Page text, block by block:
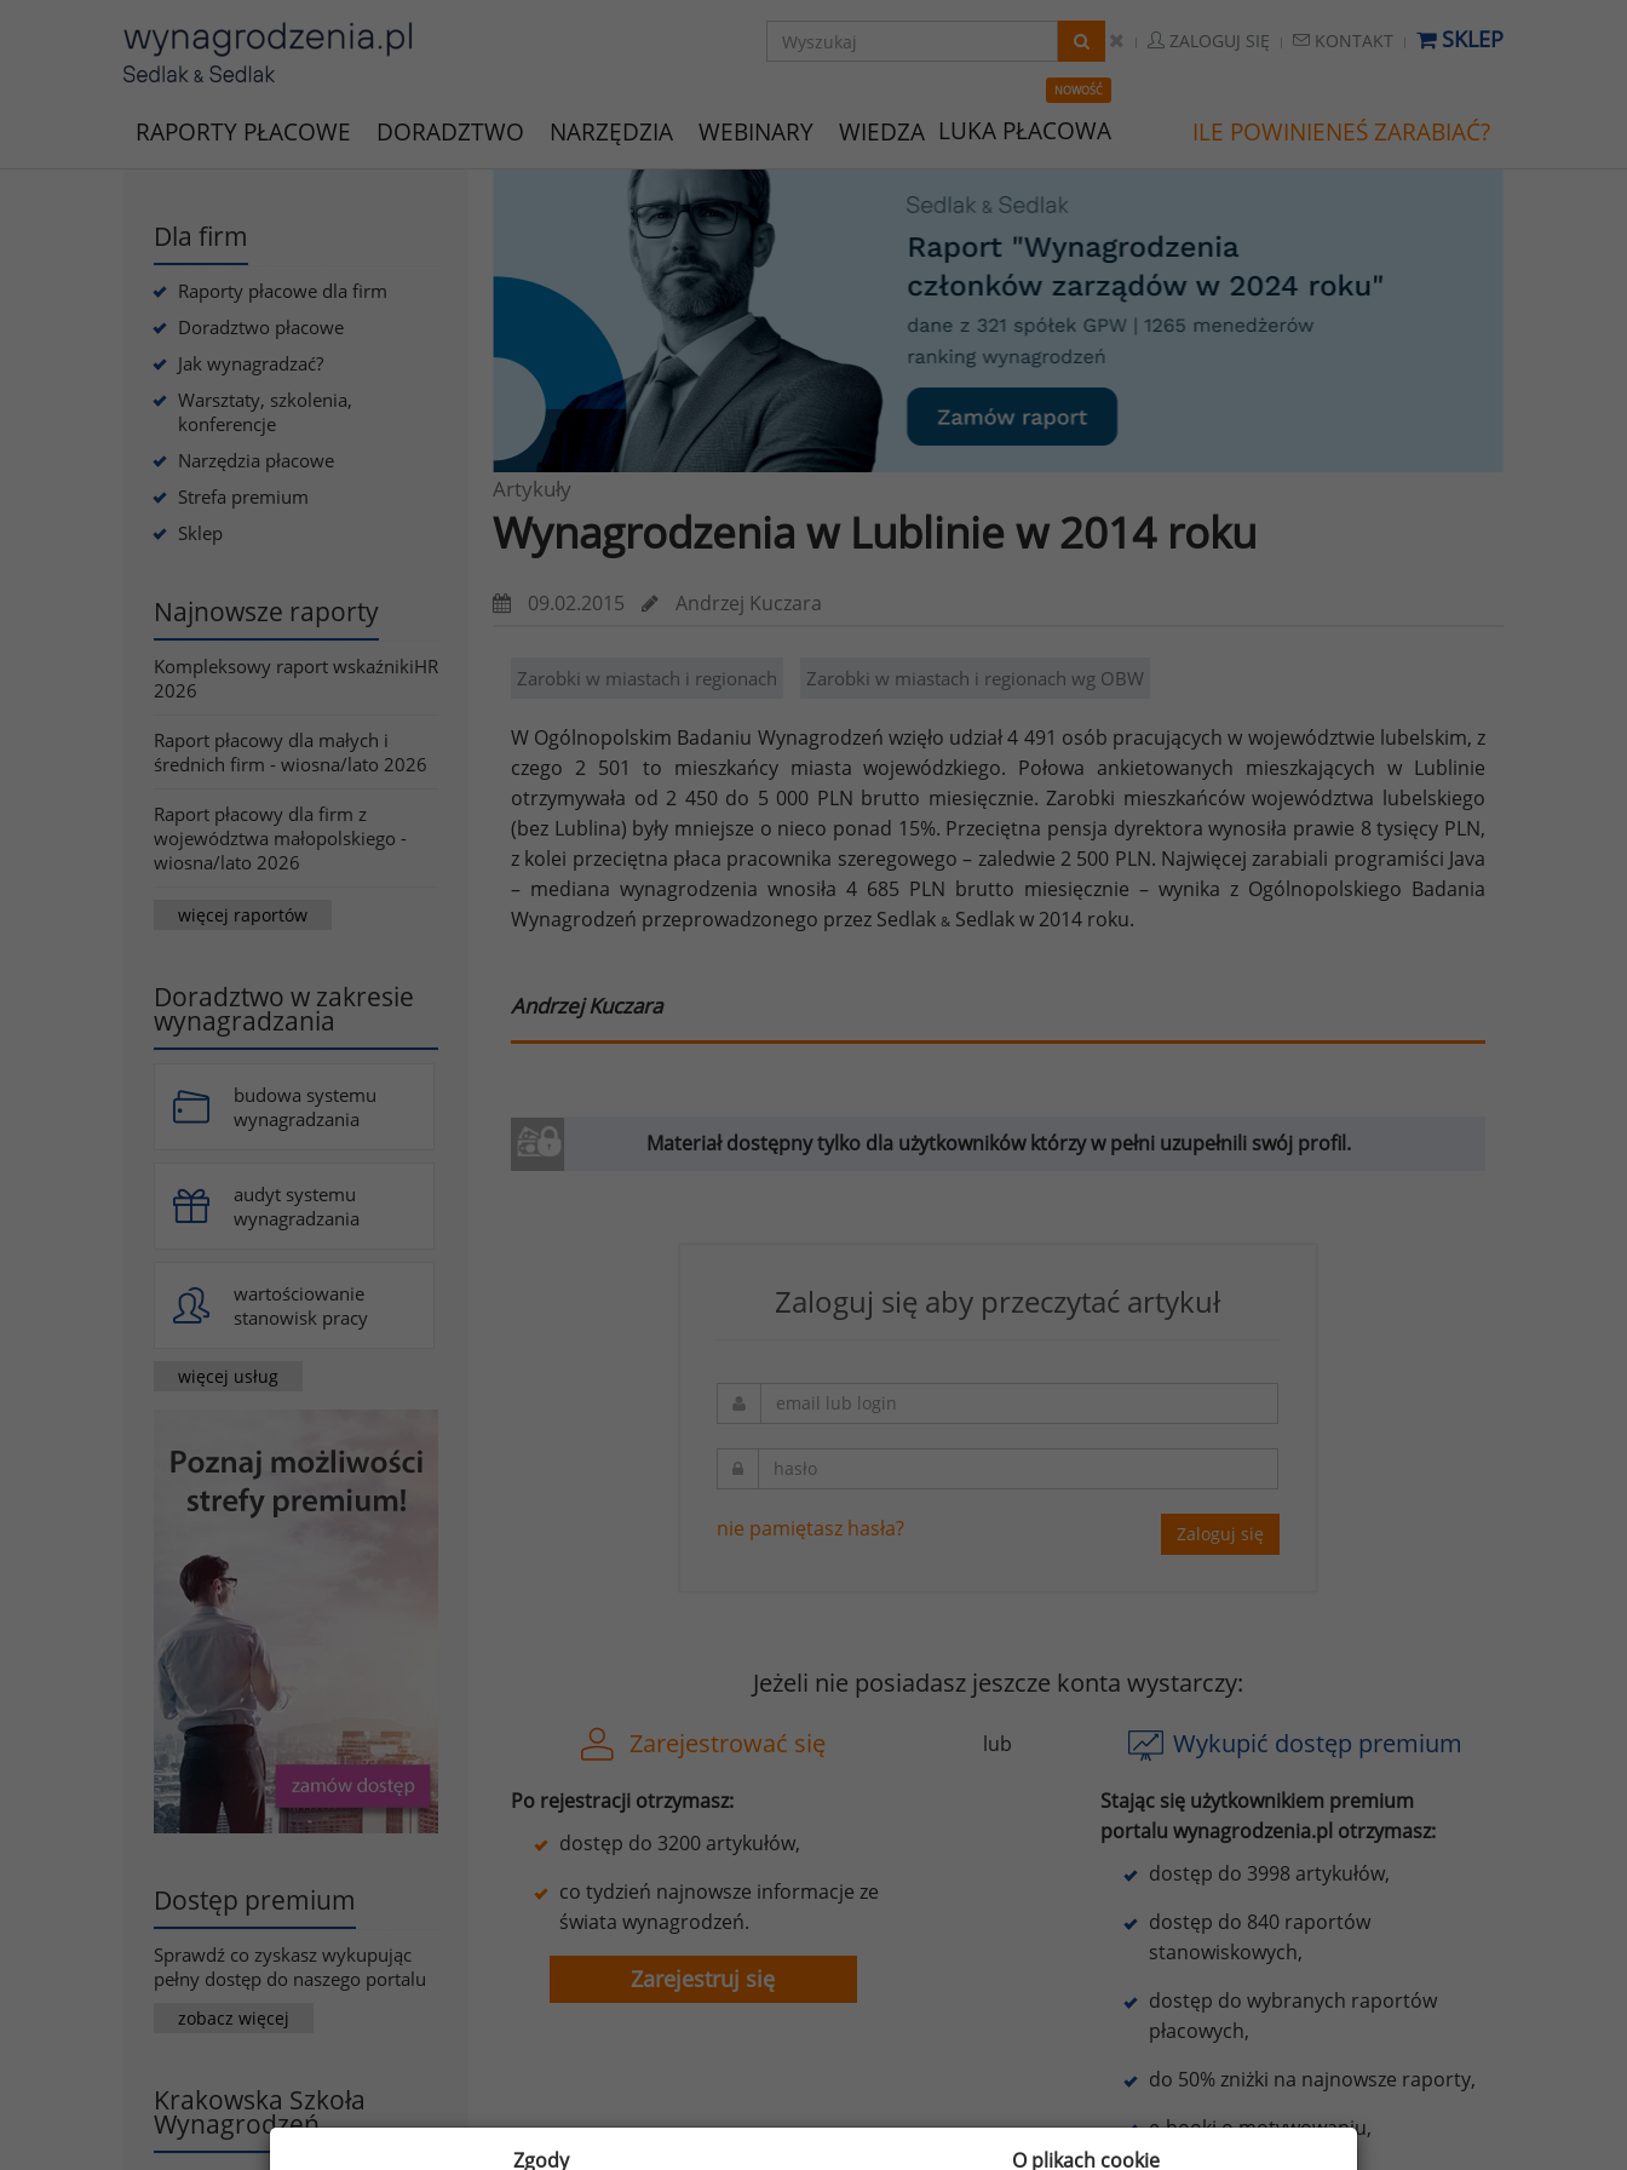
ZALOGUJ SIĘ KONTAKT SKLEP
RAPORTY PŁACOWE DORADZTWO NARZĘDZIA WEBINARY WIEDZA
NOWOŚĆ
LUKA PŁACOWA ILE POWINIENEŚ ZARABIAĆ?
Dla firm
Raporty płacowe dla firm
Doradztwo płacowe
Jak wynagradzać?
Warsztaty, szkolenia,
konferencje
Narzędzia płacowe
Strefa premium
Sklep
Najnowsze raporty
Kompleksowy raport wskaźnikiHR
2026
Raport płacowy dla małych i
średnich firm - wiosna/lato 2026
Raport płacowy dla firm z
województwa małopolskiego -
wiosna/lato 2026
więcej raportów
Doradztwo w zakresie
wynagradzania
budowa systemu
wynagradzania
audyt systemu
wynagradzania
wartościowanie
stanowisk pracy
więcej usług
Dostęp premium
Sprawdź co zyskasz wykupując
pełny dostęp do naszego portalu
zobacz więcej
Krakowska Szkoła
Wynagrodzeń
Artykuły
Wynagrodzenia w Lublinie w 2014 roku
09.02.2015 Andrzej Kuczara
Zarobki w miastach i regionach Zarobki w miastach i regionach wg OBW
W Ogólnopolskim Badaniu Wynagrodzeń wzięło udział 4 491 osób pracujących w województwie lubelskim, z
czego 2 501 to mieszkańcy miasta wojewódzkiego. Połowa ankietowanych mieszkających w Lublinie
otrzymywała od 2 450 do 5 000 PLN brutto miesięcznie. Zarobki mieszkańców województwa lubelskiego
(bez Lublina) były mniejsze o nieco ponad 15%. Przeciętna pensja dyrektora wynosiła prawie 8 tysięcy PLN,
z kolei przeciętna płaca pracownika szeregowego – zaledwie 2 500 PLN. Najwięcej zarabiali programiści Java
– mediana wynagrodzenia wnosiła 4 685 PLN brutto miesięcznie – wynika z Ogólnopolskiego Badania
Wynagrodzeń przeprowadzonego przez Sedlak & Sedlak w 2014 roku.
Andrzej Kuczara
Materiał dostępny tylko dla użytkowników którzy w pełni uzupełnili swój profil.
Zaloguj się aby przeczytać artykuł
nie pamiętasz hasła? Zaloguj się
Jeżeli nie posiadasz jeszcze konta wystarczy:
Zarejestrować się
Po rejestracji otrzymasz:
dostęp do 3200 artykułów,
co tydzień najnowsze informacje ze
świata wynagrodzeń.
Zarejestruj się
lub Wykupić dostęp premium
Stając się użytkownikiem premium
portalu wynagrodzenia.pl otrzymasz:
dostęp do 3998 artykułów,
dostęp do 840 raportów
stanowiskowych,
dostęp do wybranych raportów
płacowych,
do 50% zniżki na najnowsze raporty,
e-booki o motywowaniu,
Zgody O plikach cookie